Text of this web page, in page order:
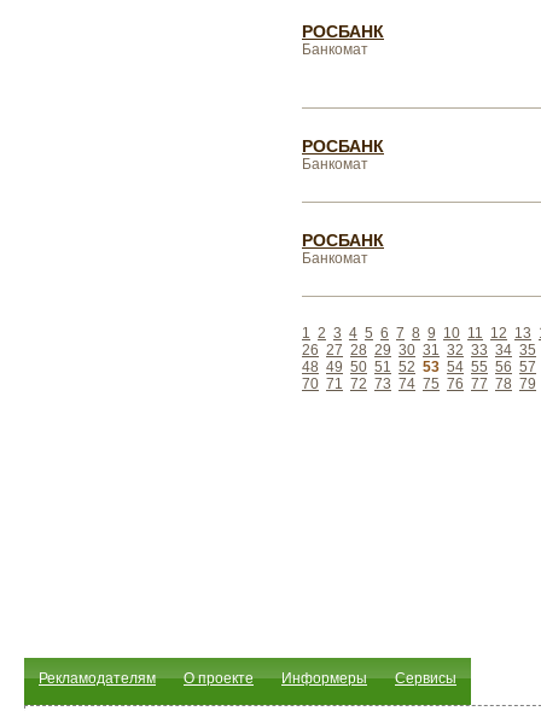
РОСБАНК
Банкомат
РОСБАНК
Банкомат
РОСБАНК
Банкомат
1 2 3 4 5 6 7 8 9 10 11 12 13
26 27 28 29 30 31 32 33 34 35
48 49 50 51 52 53 54 55 56 57
70 71 72 73 74 75 76 77 78 79
Рекламодателям О проекте Информеры Сервисы